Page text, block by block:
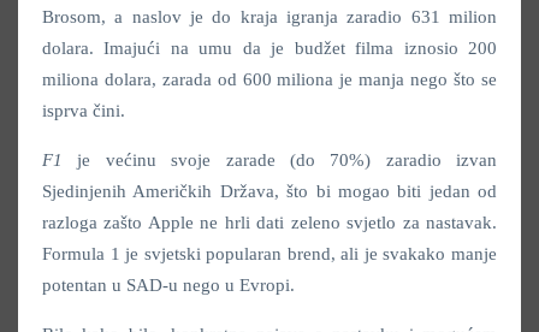
Brosom, a naslov je do kraja igranja zaradio 631 milion
dolara. Imajući na umu da je budžet filma iznosio 200
miliona dolara, zarada od 600 miliona je manja nego što se
isprva čini.
F1je većinu svoje zarade (do 70%) zaradio izvan
Sjedinjenih Američkih Država, što bi mogao biti jedan od
razloga zašto Apple ne hrli dati zeleno svjetlo za nastavak.
Formula 1 je svjetski popularan brend, ali je svakako manje
potentan u SAD-u nego u Evropi.